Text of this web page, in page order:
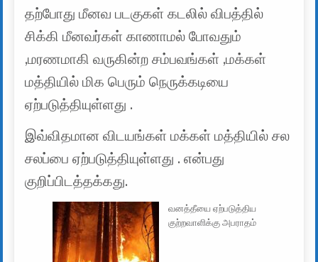
தற்போது மீனவ படகுகள் கடலில் விபத்தில்
சிக்கி மீனவர்கள் காணாமல் போவதும்
,மரணமாகி வருகின்ற சம்பவங்கள் ,மக்கள்
மத்தியில் மிக பெரும் நெருக்கடியை
ஏற்படுத்தியுள்ளது .
இவ்விதமான விடயங்கள் மக்கள் மத்தியில் சல
சலப்பை ஏற்படுத்தியுள்ளது . என்பது
குறிப்பிடத்தக்கது.
வனத்தீயை ஏற்படுத்திய
குற்றவாளிக்கு அபராதம்